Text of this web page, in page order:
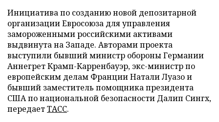
Инициатива по созданию новой депозитарной
организации Евросоюза для управления
замороженными российскими активами
выдвинута на Западе. Авторами проекта
выступили бывший министр обороны Германии
Аннегрет Крамп-Карренбауэр, экс-министр по
европейским делам Франции Натали Луазо и
бывший заместитель помощника президента
США по национальной безопасности Далип Сингх,
передаетТАСС.